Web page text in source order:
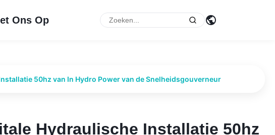
Ons Op
50hz van In Hydro Power van de Snelheidsgouverneur
Hydraulische Installatie 50hz